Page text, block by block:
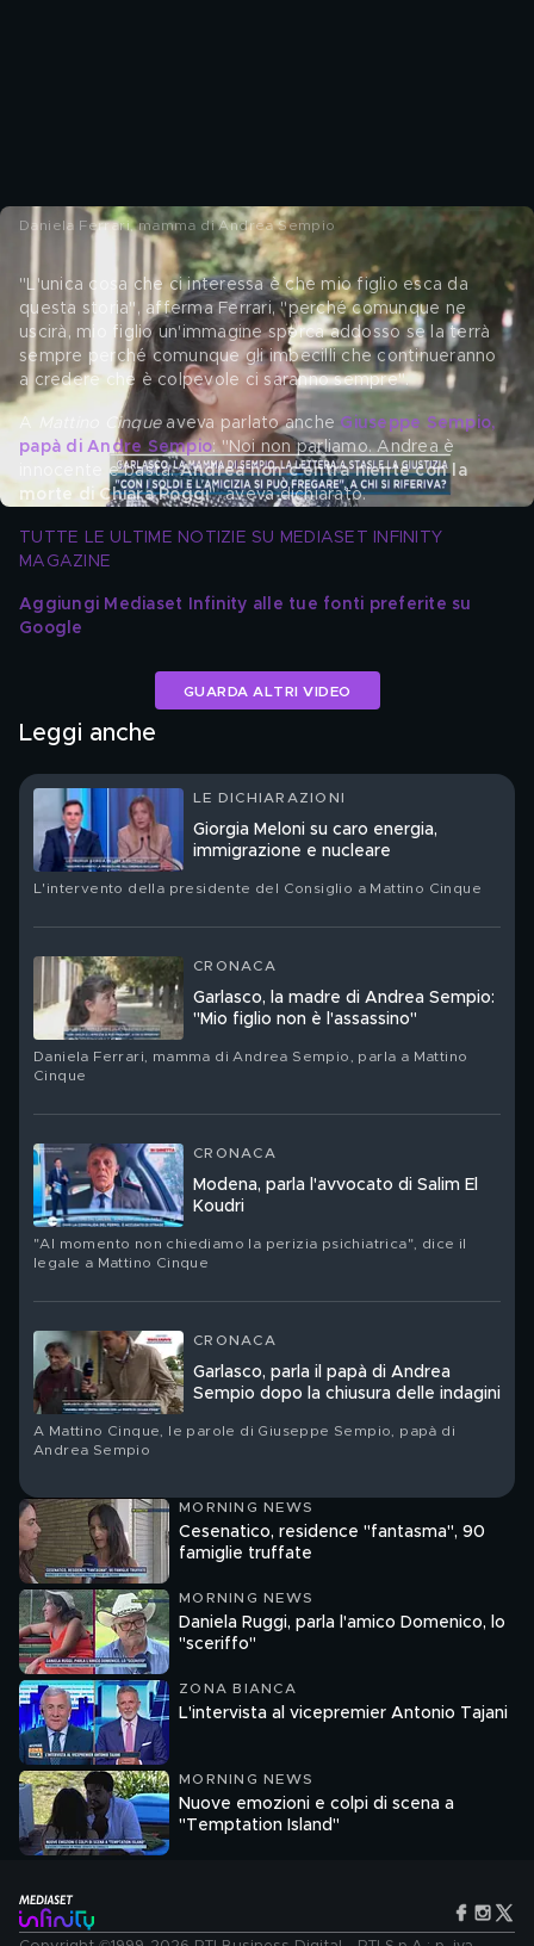
Daniela Ferrari, mamma di Andrea Sempio
"L'unica cosa che ci interessa è che mio figlio esca da
questa storia", afferma Ferrari, "perché comunque ne
uscirà, mio figlio un'immagine sporca addosso se la terrà
sempre perché comunque gli imbecilli che continueranno
a credere che è colpevole ci saranno sempre".
A Mattino Cinque aveva parlato anche Giuseppe Sempio,
papà di Andre Sempio: "Noi non parliamo. Andrea è
innocente e basta. Andrea non c'entra niente con la
morte di Chiara Poggi", aveva dichiarato.
TUTTE LE ULTIME NOTIZIE SU MEDIASET INFINITY
MAGAZINE
Aggiungi Mediaset Infinity alle tue fonti preferite su
Google
GUARDA ALTRI VIDEO
Leggi anche
LE DICHIARAZIONI
Giorgia Meloni su caro energia,
immigrazione e nucleare
L'intervento della presidente del Consiglio a Mattino Cinque
CRONACA
Garlasco, la madre di Andrea Sempio:
"Mio figlio non è l'assassino"
Daniela Ferrari, mamma di Andrea Sempio, parla a Mattino
Cinque
CRONACA
Modena, parla l'avvocato di Salim El
Koudri
"Al momento non chiediamo la perizia psichiatrica", dice il
legale a Mattino Cinque
CRONACA
Garlasco, parla il papà di Andrea
Sempio dopo la chiusura delle indagini
A Mattino Cinque, le parole di Giuseppe Sempio, papà di
Andrea Sempio
MORNING NEWS
Cesenatico, residence "fantasma", 90
famiglie truffate
MORNING NEWS
Daniela Ruggi, parla l'amico Domenico, lo
"sceriffo"
ZONA BIANCA
L'intervista al vicepremier Antonio Tajani
MORNING NEWS
Nuove emozioni e colpi di scena a
"Temptation Island"